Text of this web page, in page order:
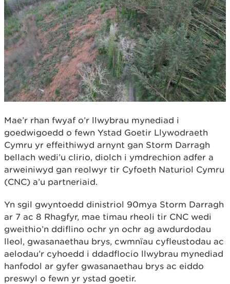
Mae’r rhan fwyaf o’r llwybrau mynediad i
goedwigoedd o fewn Ystad Goetir Llywodraeth
Cymru yr effeithiwyd arnynt gan Storm Darragh
bellach wedi’u clirio, diolch i ymdrechion adfer a
arweiniwyd gan reolwyr tir Cyfoeth Naturiol Cymru
(CNC) a’u partneriaid.
Yn sgil gwyntoedd dinistriol 90mya Storm Darragh
ar 7 ac 8 Rhagfyr, mae timau rheoli tir CNC wedi
gweithio’n ddiflino ochr yn ochr ag awdurdodau
lleol, gwasanaethau brys, cwmnïau cyfleustodau ac
aelodau’r cyhoedd i ddadflocio llwybrau mynediad
hanfodol ar gyfer gwasanaethau brys ac eiddo
preswyl o fewn yr ystad goetir.